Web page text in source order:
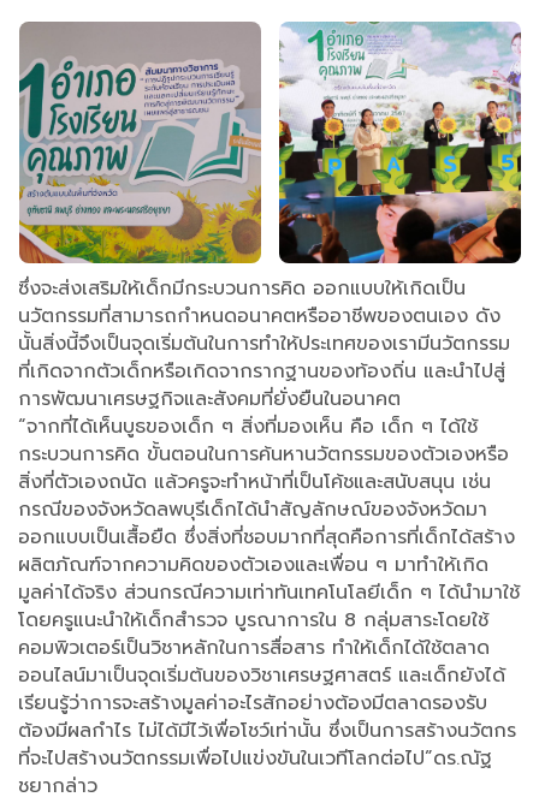
ซึ่งจะส่งเสริมให้เด็กมีกระบวนการคิด ออกแบบให้เกิดเป็น
นวัตกรรมที่สามารถกำหนดอนาคตหรืออาชีพของตนเอง ดัง
นั้นสิ่งนี้จึงเป็นจุดเริ่มต้นในการทำให้ประเทศของเรามีนวัตกรรม
ที่เกิดจากตัวเด็กหรือเกิดจากรากฐานของท้องถิ่น และนำไปสู่
การพัฒนาเศรษฐกิจและสังคมที่ยั่งยืนในอนาคต
“จากที่ได้เห็นบูธของเด็ก ๆ สิ่งที่มองเห็น คือ เด็ก ๆ ได้ใช้
กระบวนการคิด ขั้นตอนในการค้นหานวัตกรรมของตัวเองหรือ
สิ่งที่ตัวเองถนัด แล้วครูจะทำหน้าที่เป็นโค้ชและสนับสนุน เช่น
กรณีของจังหวัดลพบุรีเด็กได้นำสัญลักษณ์ของจังหวัดมา
ออกแบบเป็นเสื้อยืด ซึ่งสิ่งที่ชอบมากที่สุดคือการที่เด็กได้สร้าง
ผลิตภัณฑ์จากความคิดของตัวเองและเพื่อน ๆ มาทำให้เกิด
มูลค่าได้จริง ส่วนกรณีความเท่าทันเทคโนโลยีเด็ก ๆ ได้นำมาใช้
โดยครูแนะนำให้เด็กสำรวจ บูรณาการใน 8 กลุ่มสาระโดยใช้
คอมพิวเตอร์เป็นวิชาหลักในการสื่อสาร ทำให้เด็กได้ใช้ตลาด
ออนไลน์มาเป็นจุดเริ่มต้นของวิชาเศรษฐศาสตร์ และเด็กยังได้
เรียนรู้ว่าการจะสร้างมูลค่าอะไรสักอย่างต้องมีตลาดรองรับ
ต้องมีผลกำไร ไม่ได้มีไว้เพื่อโชว์เท่านั้น ซึ่งเป็นการสร้างนวัตกร
ที่จะไปสร้างนวัตกรรมเพื่อไปแข่งขันในเวทีโลกต่อไป”ดร.ณัฐ
ชยากล่าว